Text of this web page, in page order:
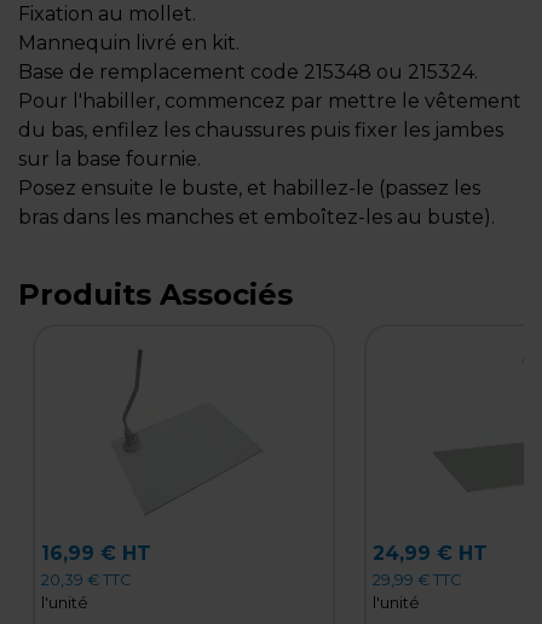
Fixation au mollet.
Mannequin livré en kit.
Base de remplacement code 215348 ou 215324.
Pour l'habiller, commencez par mettre le vêtement
du bas, enfilez les chaussures puis fixer les jambes
sur la base fournie.
Posez ensuite le buste, et habillez-le (passez les
bras dans les manches et emboîtez-les au buste).
Produits Associés
16,99 € HT
20,39 € TTC
l'unité
24,99 € HT
29,99 € TTC
l'unité